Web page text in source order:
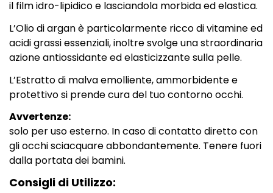
il film idro-lipidico e lasciandola morbida ed elastica.
L’Olio di argan è particolarmente ricco di vitamine ed
acidi grassi essenziali, inoltre svolge una straordinaria
azione antiossidante ed elasticizzante sulla pelle.
L’Estratto di malva emolliente, ammorbidente e
protettivo si prende cura del tuo contorno occhi.
Avvertenze:
solo per uso esterno. In caso di contatto diretto con
gli occhi sciacquare abbondantemente. Tenere fuori
dalla portata dei bamini.
Consigli di Utilizzo: